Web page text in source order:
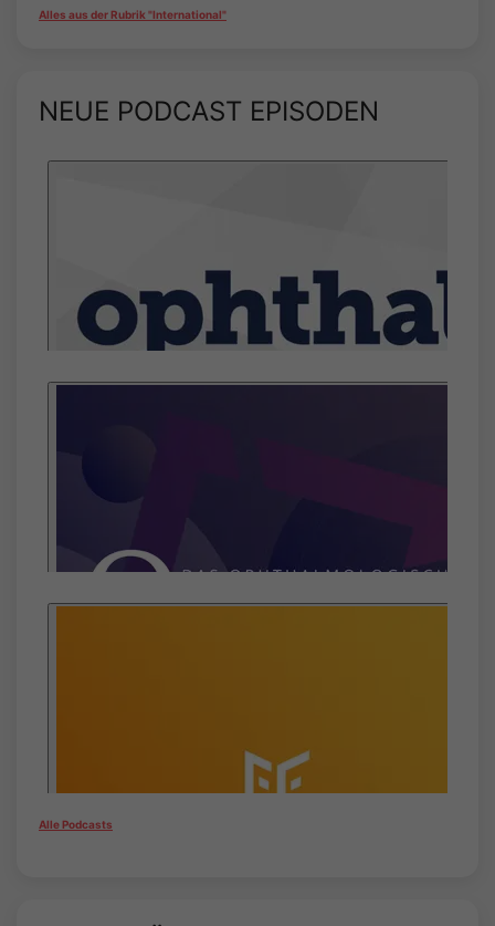
Alles aus der Rubrik "International"
NEUE PODCAST EPISODEN
Alle Podcasts